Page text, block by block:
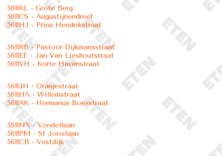
5611KL - Grote Berg
5611CS - Augustijnendreef
5611HJ - Prins Hendrikstraat
5611RB - Pastoor Dijkmansstraat
5611EE - Jan Van Lieshoutstraat
5611VH - Korte Havenstraat
5611JH - Oranjestraat
5611HA - Willemstraat
5611AK - Hermanus Boexstraat
5611NX - Vondellaan
5611PM - St Jorislaan
5611CB - Vestdijk